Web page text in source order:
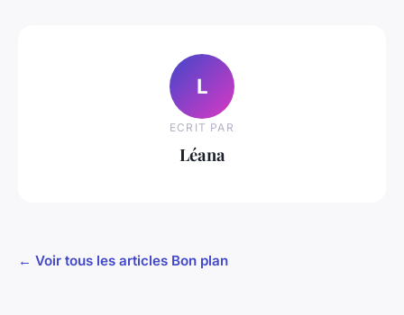
L
ECRIT PAR
Léana
← Voir tous les articles Bon plan